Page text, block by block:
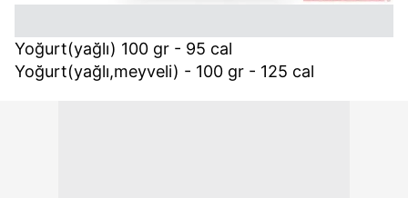
Yoğurt(yağlı) 100 gr - 95 cal
Yoğurt(yağlı,meyveli) - 100 gr - 125 cal